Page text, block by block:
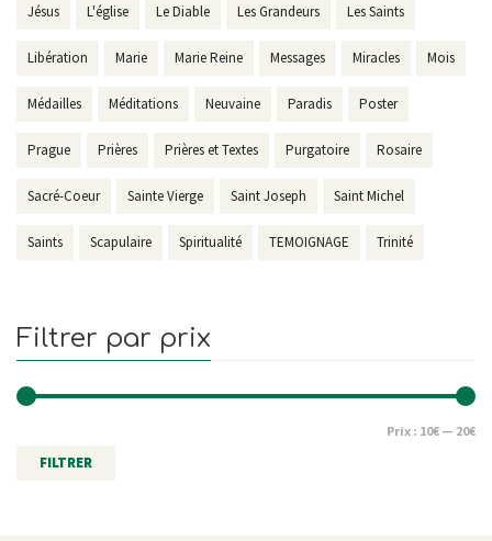
Jésus L'église Le Diable Les Grandeurs Les Saints
Libération Marie Marie Reine Messages Miracles Mois
Médailles Méditations Neuvaine Paradis Poster
Prague Prières Prières et Textes Purgatoire Rosaire
Sacré-Coeur Sainte Vierge Saint Joseph Saint Michel
Saints Scapulaire Spiritualité TEMOIGNAGE Trinité
Filtrer par prix
FILTRER
Prix : 10€ — 20€